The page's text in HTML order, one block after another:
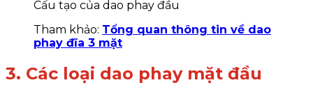
Cấu tạo của dao phay đầu
Tham khảo: Tổng quan thông tin về dao
phay đĩa 3 mặt
3. Các loại dao phay mặt đầu